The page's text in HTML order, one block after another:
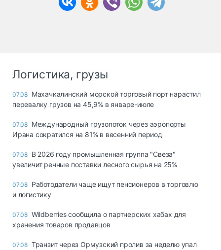
Логистика, грузы
07.08 Махачкалинский морской торговый порт нарастил
перевалку грузов на 45,9% в январе-июле
07.08 Международный грузопоток через аэропорты
Ирана сократился на 81% в весенний период
07.08 В 2026 году промышленная группа "Свеза"
увеличит речные поставки лесного сырья на 25%
07.08 Работодатели чаще ищут пенсионеров в торговлю
и логистику
07.08 Wildberries сообщила о партнерских хабах для
хранения товаров продавцов
07.08 Транзит через Ормузский пролив за неделю упал